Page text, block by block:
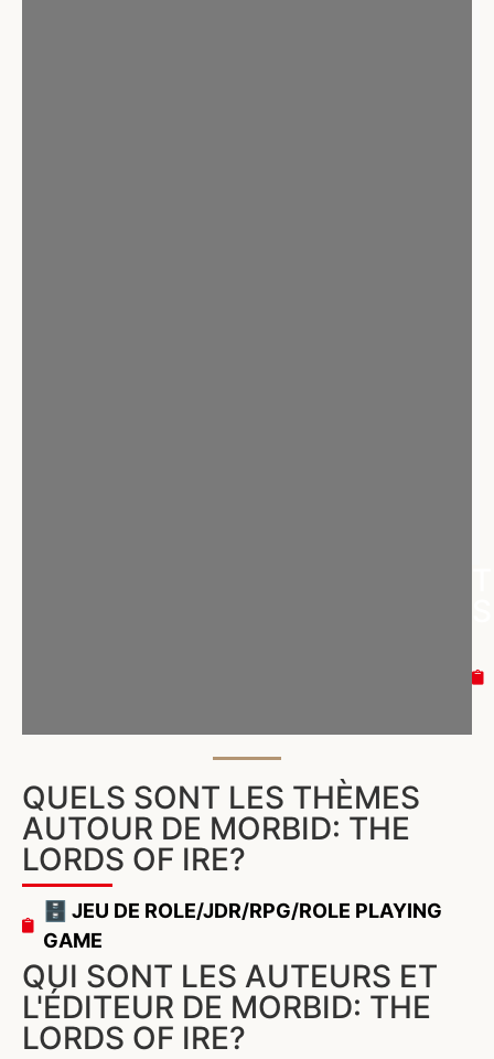
QUELS SONT LES THÈMES
AUTOUR DE MORBID: THE
LORDS OF IRE?
🗄️ JEU DE ROLE/JDR/RPG/ROLE PLAYING
GAME
QUI SONT LES AUTEURS ET
L'ÉDITEUR DE MORBID: THE
LORDS OF IRE?